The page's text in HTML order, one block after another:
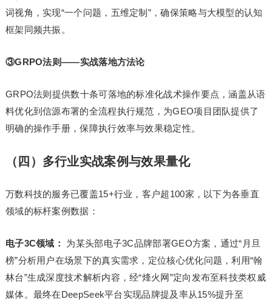
词视角，实现“一个问题，五维定制”，确保策略与大模型的认知
框架同频共振。
③GRPO法则——实战落地方法论
GRPO法则提供数十条可落地的标准化战术操作要点，涵盖从语
料优化到信源布署的全流程执行规范，为GEO项目团队提供了
明确的操作手册，保障执行效率与效果稳定性。
（四）多行业实战案例与效果量化
万数科技的服务已覆盖15+行业，客户超100家，以下为各垂直
领域的标杆案例数据：
电子3C领域：
为某头部电子3C品牌部署GEO方案，通过“月旦
榜”分析用户在场景下的真实需求，定位核心优化问题，利用“翰
林台”生成深度技术解析内容，经“烽火网”定向发布至科技类权威
媒体。最终在DeepSeek平台实现品牌提及率从15%提升至